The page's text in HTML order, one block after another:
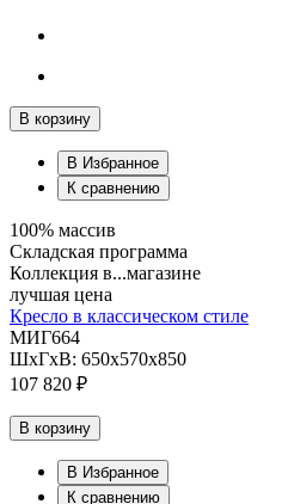
В корзину
В Избранное
К сравнению
100% массив
Складская программа
Коллекция в...магазине
лучшая цена
Кресло в классическом стиле
МИГ664
ШхГхВ: 650х570х850
107 820 ₽
В корзину
В Избранное
К сравнению